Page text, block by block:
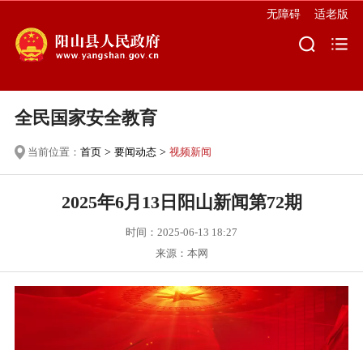
无障碍 适老版
全民国家安全教育
当前位置： 首页> 要闻动态> 视频新闻
2025年6月13日阳山新闻第72期
时间：2025-06-13 18:27
来源：本网